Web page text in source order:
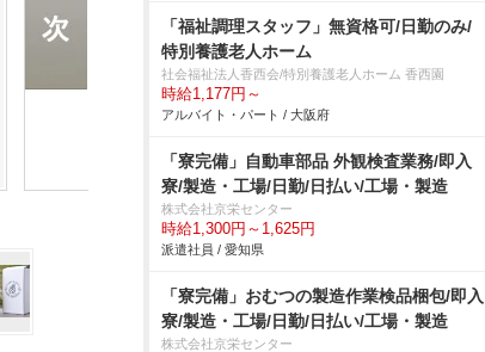
「福祉調理スタッフ」無資格可/日勤のみ/
特別養護老人ホーム
社会福祉法人香西会/特別養護老人ホーム 香西園
時給1,177円～
アルバイト・パート / 大阪府
「寮完備」自動車部品 外観検査業務/即入
寮/製造・工場/日勤/日払い/工場・製造
株式会社京栄センター
時給1,300円～1,625円
派遣社員 / 愛知県
「寮完備」おむつの製造作業検品梱包/即入
寮/製造・工場/日勤/日払い/工場・製造
株式会社京栄センター